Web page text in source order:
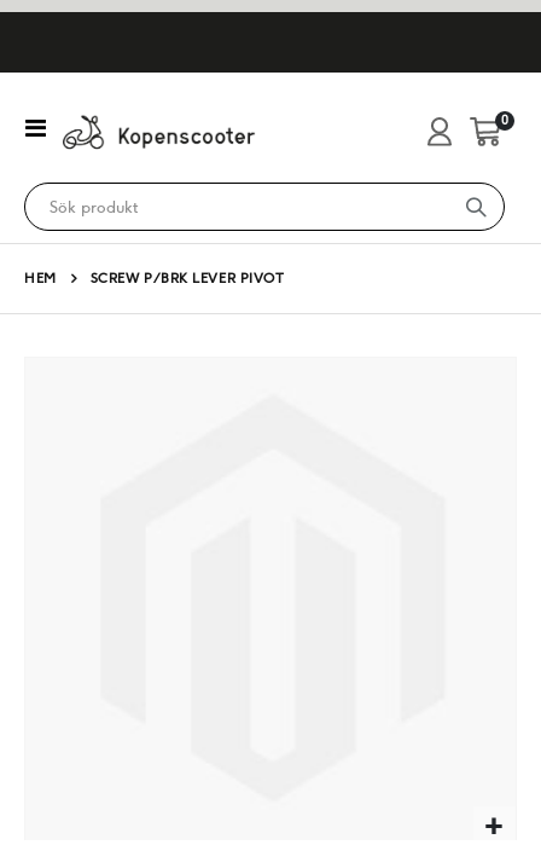
Växla
Nav
Cart
0
HEM SCREW P/BRK LEVER PIVOT